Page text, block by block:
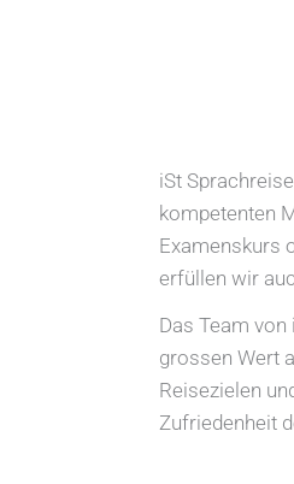
iSt
kompetenten
Examenskurs
erfüllen wir
Das Team
grossen Wert
Reisezielen
Zufriedenheit